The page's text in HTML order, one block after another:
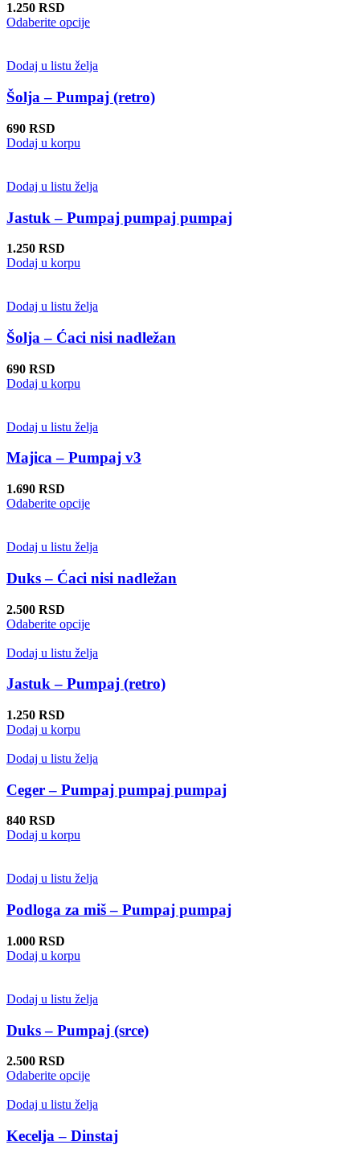
1.250 RSD
Odaberite opcijeOvaj
više
Opcije
mogu
proizvoda.
Dodaj u listu želja
Šolja – Pumpaj (retro)
690 RSD
Dodaj u korpu
Dodaj u listu želja
Jastuk – Pumpaj pumpaj pumpaj
1.250 RSD
Dodaj u korpu
Dodaj u listu želja
Šolja – Ćaci nisi nadležan
690 RSD
Dodaj u korpu
Dodaj u listu želja
Majica – Pumpaj v3
1.690 RSD
Odaberite opcijeOvaj
više
Opcije
mogu
na
stranici
proizvoda.
Dodaj u listu želja
Duks – Ćaci nisi nadležan
2.500 RSD
Odaberite opcijeOvaj
ima
varijanti.
Opcije
na
stranici
proizvoda.
Dodaj u listu želja
Jastuk – Pumpaj (retro)
1.250 RSD
Dodaj u korpu
Dodaj u listu želja
Ceger – Pumpaj pumpaj pumpaj
840 RSD
Dodaj u korpu
Dodaj u listu želja
Podloga za miš – Pumpaj pumpaj
1.000 RSD
Dodaj u korpu
Dodaj u listu želja
Duks – Pumpaj (srce)
2.500 RSD
Odaberite opcijeOvaj
ima
varijanti.
Opcije
Dodaj u listu želja
Kecelja – Dinstaj